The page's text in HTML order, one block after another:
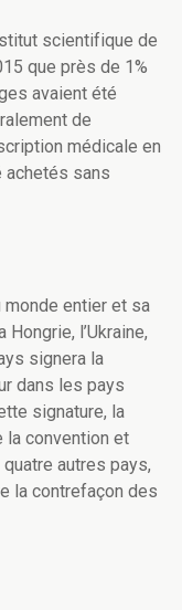
scientifique de
que près de 1%
avaient été
de
médicale en
achetés sans
monde entier et sa
l’Ukraine,
signera la
dans les pays
signature, la
la convention et
autres pays,
la contrefaçon des